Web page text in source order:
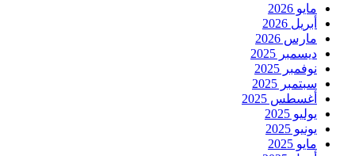
مايو 2026
أبريل 2026
مارس 2026
ديسمبر 2025
نوفمبر 2025
سبتمبر 2025
أغسطس 2025
يوليو 2025
يونيو 2025
مايو 2025